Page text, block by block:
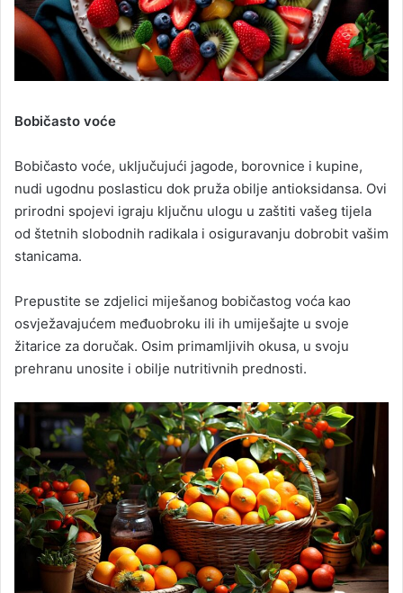
Bobičasto voće
Bobičasto voće, uključujući jagode, borovnice i kupine,
nudi ugodnu poslasticu dok pruža obilje antioksidansa. Ovi
prirodni spojevi igraju ključnu ulogu u zaštiti vašeg tijela
od štetnih slobodnih radikala i osiguravanju dobrobit vašim
stanicama.
Prepustite se zdjelici miješanog bobičastog voća kao
osvježavajućem međuobroku ili ih umiješajte u svoje
žitarice za doručak. Osim primamljivih okusa, u svoju
prehranu unosite i obilje nutritivnih prednosti.